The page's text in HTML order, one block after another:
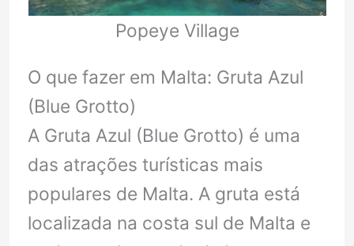
Popeye Village
O que fazer em Malta: Gruta Azul
(Blue Grotto)
A Gruta Azul (Blue Grotto) é uma
das atrações turísticas mais
populares de Malta. A gruta está
localizada na costa sul de Malta e